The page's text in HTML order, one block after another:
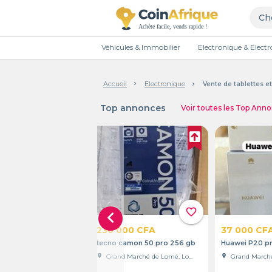
Véhicules & Immobilier Electronique &
Accueil Electronique Vente de tablettes
Top annonces Voir toutes les Top
230 000 CFA
tecno camon 50 pro 256 gb
location_on Grand Marché de Lomé, Lo...
favorite_border
37 000
Huawei P20
location_on Grand
chevron_left